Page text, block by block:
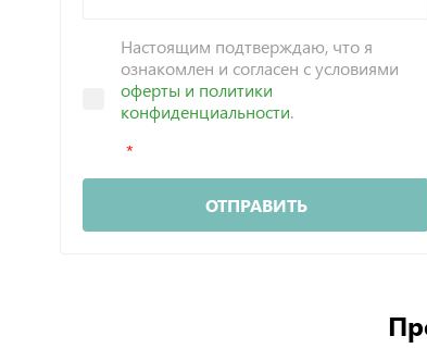
Настоящим подтверждаю, что я
ознакомлен и согласен с условиями
оферты и политики
конфиденциальности.
ОТПРАВИТЬ